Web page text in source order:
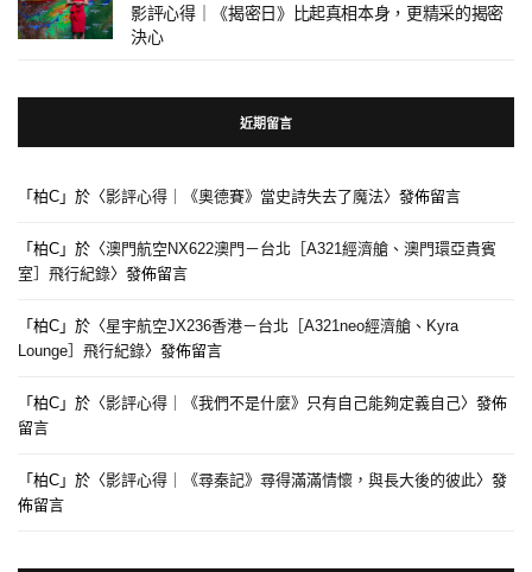
影評心得｜《揭密日》比起真相本身，更精采的揭密
決心
近期留言
「 柏C 」於〈影評心得｜《奧德賽》當史詩失去了魔法〉發佈留言
「 柏C 」於〈澳門航空NX622澳門－台北［A321經濟艙、澳門環亞貴賓
室］飛行紀錄〉發佈留言
「 柏C 」於〈星宇航空JX236香港－台北［A321neo經濟艙、Kyra
Lounge］飛行紀錄〉發佈留言
「 柏C 」於〈影評心得｜《我們不是什麼》只有自己能夠定義自己〉發佈
留言
「 柏C 」於〈影評心得｜《尋秦記》尋得滿滿情懷，與長大後的彼此〉發
佈留言